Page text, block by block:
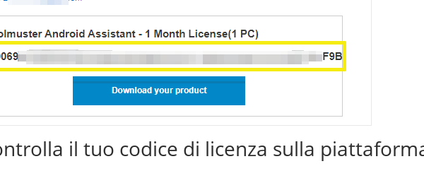
il tuo codice di licenza sulla